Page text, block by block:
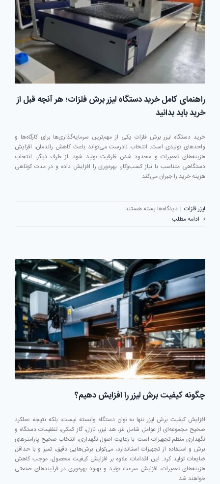
فلزات
راهنمای کامل خرید دستگاه لیزر برش فلزات؛ هر آنچه قبل از
خرید باید بدانید
خرید دستگاه لیزر برش فلزات یکی از مهم‌ترین سرمایه‌گذاری‌ها برای کارگاه‌ها و
واحدهای تولیدی است. انتخاب نادرست می‌تواند باعث کاهش راندمان، افزایش
هزینه‌های تعمیرات و محدود شدن ظرفیت تولید شود. از طرف دیگر، انتخاب
دستگاهی متناسب با نیاز کسب‌وکار، بهره‌وری را افزایش داده و در مدت کوتاهی
هزینه خرید را جبران می‌کند.
لیزر فلزات | دیدگاه‌ها برای
کامل
لیزر
برش
فلزات؛
هر
آنچه
قبل
از
خرید
باید
بدانید
بسته هستند
ادامه مطلب
چگونه کیفیت برش لیزر را افزایش دهیم؟
افزایش کیفیت برش لیزر تنها به توان دستگاه وابسته نیست، بلکه نتیجه عملکرد
صحیح مجموعه‌ای از عوامل شامل لنز، هد لیزر، نازل، گاز کمکی، تنظیمات دستگاه و
نگهداری منظم تجهیزات است. با رعایت اصول نگهداری، انتخاب صحیح پارامترهای
برش و استفاده از تجهیزات استاندارد، می‌توان برش‌هایی دقیق، تمیز و با حداقل
ضایعات تولید کرد. این اقدامات علاوه بر افزایش کیفیت محصول، موجب کاهش
هزینه‌های تعمیرات، افزایش سرعت تولید و بهبود بهره‌وری در فرآیندهای صنعتی
خواهند شد